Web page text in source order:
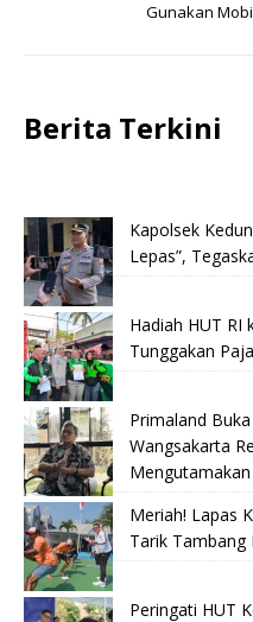
Gunakan
Berita Terkini
Kapolsek
Lepas”,
Hadiah HUT RI
Tunggakan
Primaland
Wangsakarta
Meriah! Lapas
Tarik Tambang
Peringati HUT